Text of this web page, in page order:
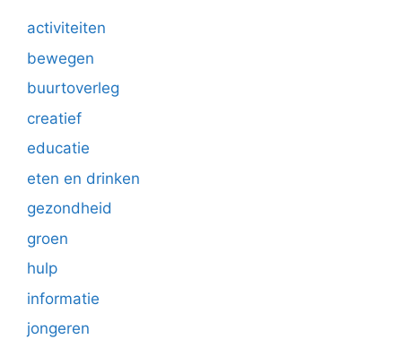
activiteiten
bewegen
buurtoverleg
creatief
educatie
eten en drinken
gezondheid
groen
hulp
informatie
jongeren